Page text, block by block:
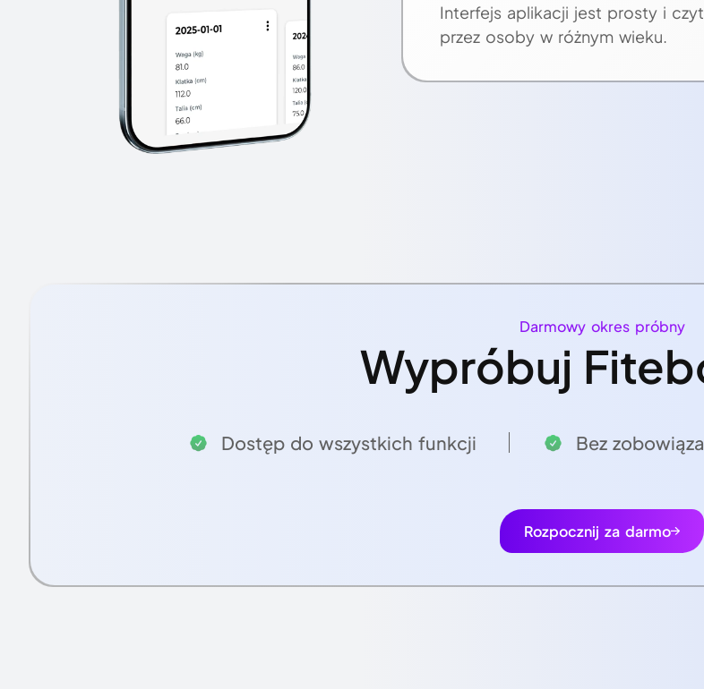
Interfejs aplikacji jest prosty i
przez osoby w różnym wieku.
Darmowy okres próbny
Wypróbuj
Dostęp do wszystkich funkcji Bez
Rozpocznij za darmo